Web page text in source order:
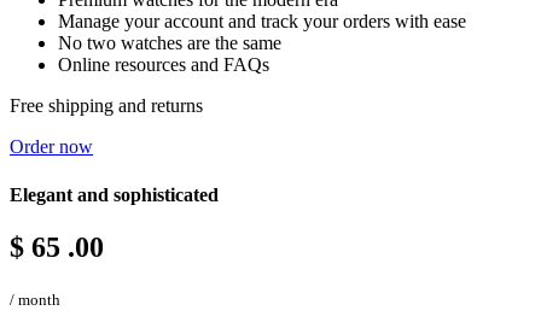
Manage your account and track your orders with ease
No two watches are the same
Online resources and FAQs
Free shipping and returns
Order now
Elegant and sophisticated
$ 65 .00
/ month